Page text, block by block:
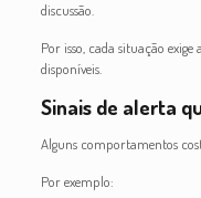
discussão.
Por isso, cada situação exige
disponíveis.
Sinais de alerta
Alguns comportamentos
Por exemplo: